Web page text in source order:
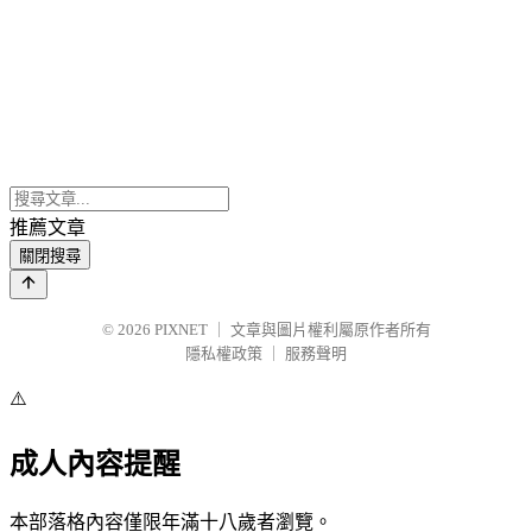
推薦文章
關閉搜尋
© 2026 PIXNET
文章與圖片權利屬原作者所有
隱私權政策
服務聲明
⚠️
成人內容提醒
本部落格內容僅限年滿十八歲者瀏覽。